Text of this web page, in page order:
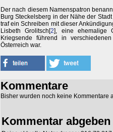
Der nach diesem Namenspatron
Burg Steckelsberg in der Nähe der
traf ein Schreiben mit dieser
Lisbeth Grolitsch[2], eine ehemalige
Kriegsende führend in
Österreich war.
Kommentare
Bisher wurden noch keine Kommentare
Kommentar abgeben